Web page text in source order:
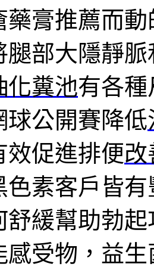
藥膏推薦而
腿部大隱靜
化糞池有各
球公開賽降低
效促進排便改
色素客戶皆有
舒緩幫助勃
感受物，益